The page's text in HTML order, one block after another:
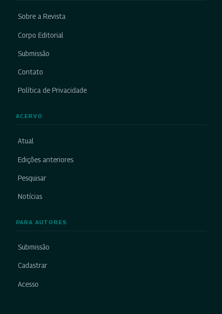
Sobre a Revista
Corpo Editorial
Submissão
Contato
Política de Privacidade
ACERVO
Atual
Edições anteriores
Pesquisar
Notícias
PARA AUTORES
Submissão
Cadastrar
Acesso